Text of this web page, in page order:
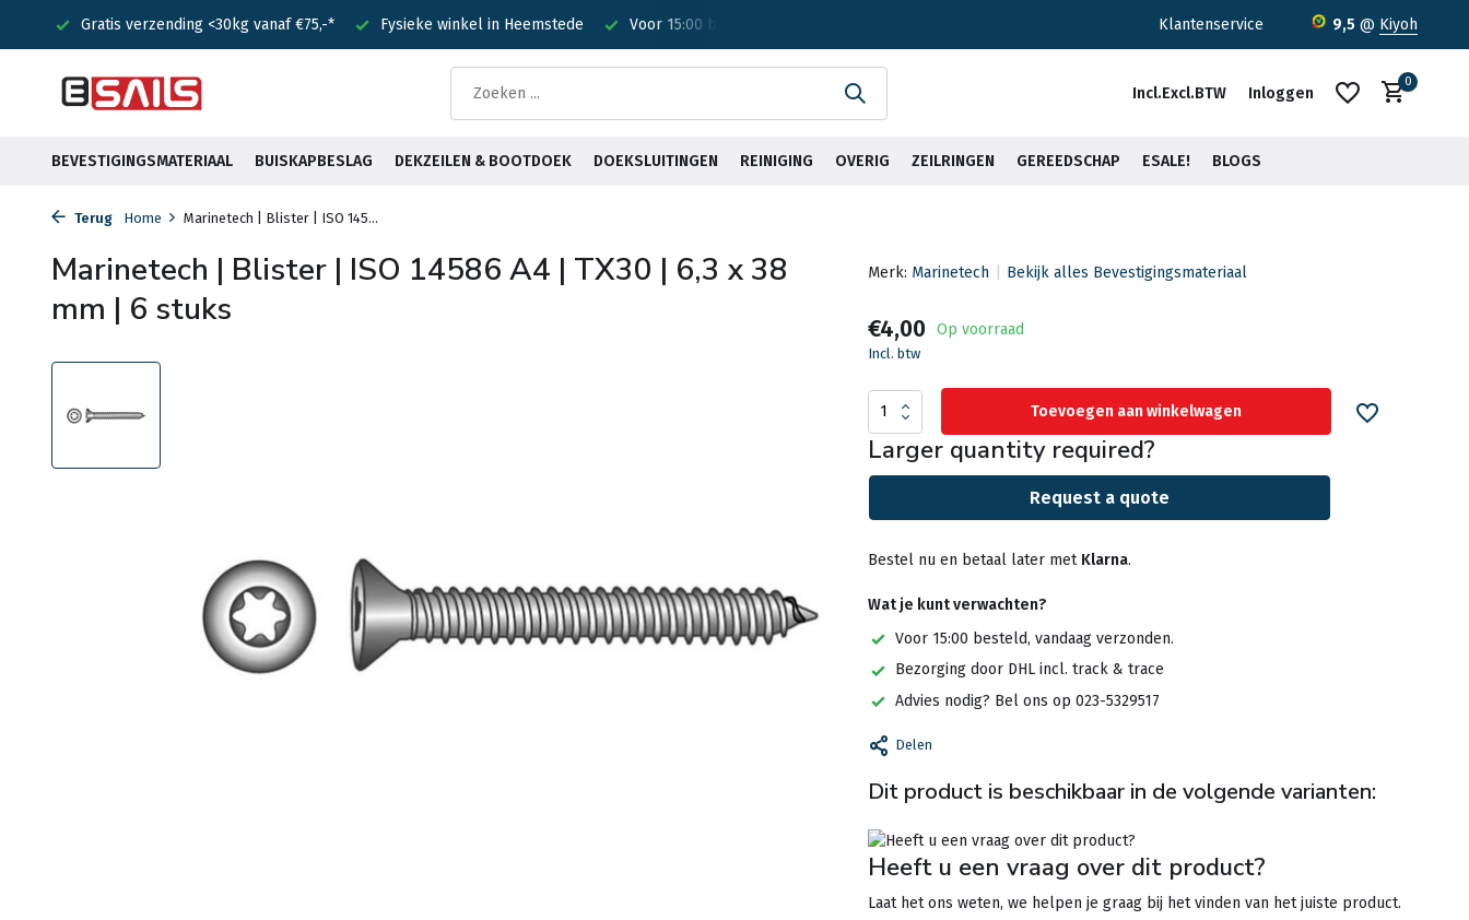
Gratis verzending <30kg vanaf €75,-* Fysieke winkel in Heemstede Voor 15:00 besteld? Is vandaag verzonden! Gratis verzending <30kg vanaf €75,-*
Klantenservice 9,5 @ Kiyoh
Incl.Excl.BTW Inloggen
0
BEVESTIGINGSMATERIAAL BUISKAPBESLAG DEKZEILEN & BOOTDOEK DOEKSLUITINGEN REINIGING OVERIG ZEILRINGEN GEREEDSCHAP ESALE! BLOGS
Terug Home Marinetech | Blister | ISO 145...
Marinetech | Blister | ISO 14586 A4 | TX30 | 6,3 x 38
mm | 6 stuks
Merk: Marinetech Bekijk alles Bevestigingsmateriaal
€4,00 Op voorraad
Incl. btw
Toevoegen aan winkelwagen
Larger quantity required?
Request a quote
Bestel nu en betaal later met Klarna.
Wat je kunt verwachten?
Voor 15:00 besteld, vandaag verzonden.
Bezorging door DHL incl. track & trace
Advies nodig? Bel ons op 023-5329517
Delen
Dit product is beschikbaar in de volgende varianten:
Heeft u een vraag over dit product?
Laat het ons weten, we helpen je graag bij het vinden van het juiste product.